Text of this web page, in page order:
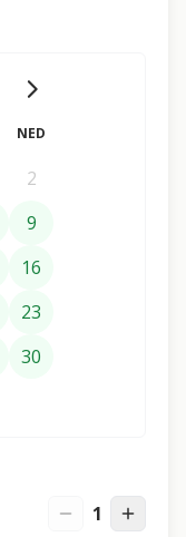
NED
2
9
16
23
30
1